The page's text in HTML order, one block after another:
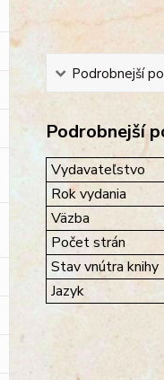
Podrobnejší
Podrobnejší
Vydavateľstvo
Rok vydania
Väzba
Počet strán
Stav vnútra knihy
Jazyk